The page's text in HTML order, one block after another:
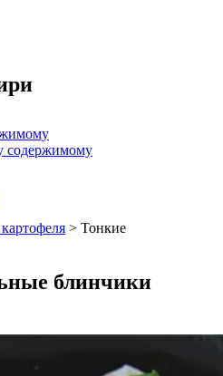
содержимому
> Тонкие
блинчики